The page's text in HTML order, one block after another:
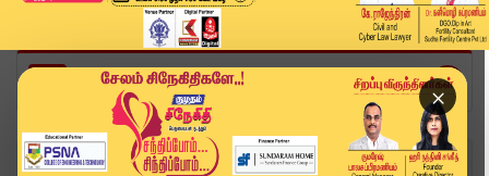
×
Home
வீடியோ ஸ்டோரி